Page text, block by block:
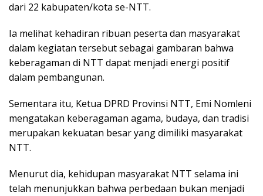
dari 22 kabupaten/kota se-NTT.
Ia melihat kehadiran ribuan peserta dan masyarakat
dalam kegiatan tersebut sebagai gambaran bahwa
keberagaman di NTT dapat menjadi energi positif
dalam pembangunan.
Sementara itu, Ketua DPRD Provinsi NTT, Emi Nomleni
mengatakan keberagaman agama, budaya, dan tradisi
merupakan kekuatan besar yang dimiliki masyarakat
NTT.
Menurut dia, kehidupan masyarakat NTT selama ini
telah menunjukkan bahwa perbedaan bukan menjadi